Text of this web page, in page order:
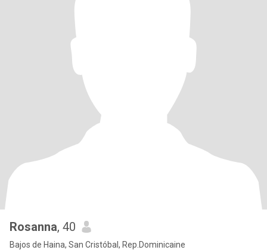
Rosanna, 40
Bajos de Haina, San Cristóbal, Rep.Dominicaine